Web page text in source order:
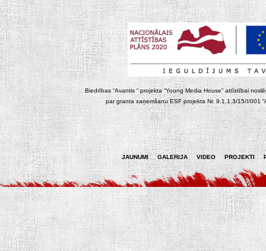
Biedrības “Avantis “ projekta “Young Media House” attīstībai
par granta saņemšanu ESF projekta Nr. 9.1.1.3/15/I/001
JAUNUMI GALERIJA VIDEO PROJEKTI